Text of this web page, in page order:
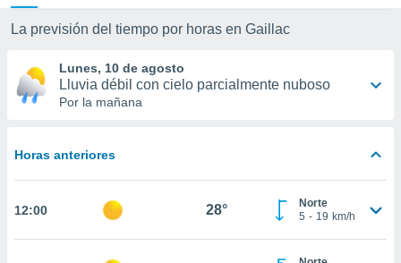
calidad.
a este
y
digital
permite
La previsión del tiempo por horas en Gaillac
Lunes, 10 de agosto
Lluvia débil con cielo parcialmente nuboso
Por la mañana
Horas anteriores
12:00 28°
Norte
5 - 19 km/h